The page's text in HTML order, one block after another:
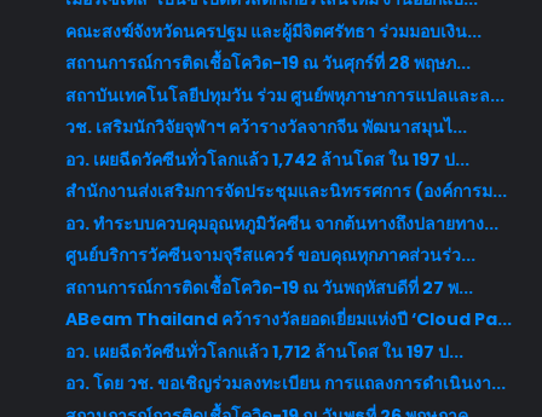
คณะสงฆ์จังหวัดนครปฐม และผู้มีจิตศรัทธา ร่วมมอบเงิน...
สถานการณ์การติดเชื้อโควิด-19 ณ วันศุกร์ที่ 28 พฤษภ...
สถาบันเทคโนโลยีปทุมวัน ร่วม ศูนย์พหุภาษาการแปลและล...
วช. เสริมนักวิจัยจุฬาฯ คว้ารางวัลจากจีน พัฒนาสมุนไ...
อว. เผยฉีดวัคซีนทั่วโลกแล้ว 1,742 ล้านโดส ใน 197 ป...
สำนักงานส่งเสริมการจัดประชุมและนิทรรศการ (องค์การม...
อว. ทำระบบควบคุมอุณหภูมิวัคซีน จากต้นทางถึงปลายทาง...
ศูนย์บริการวัคซีนจามจุรีสแควร์ ขอบคุณทุกภาคส่วนร่ว...
สถานการณ์การติดเชื้อโควิด-19 ณ วันพฤหัสบดีที่ 27 พ...
ABeam Thailand คว้ารางวัลยอดเยี่ยมแห่งปี ‘Cloud Pa...
อว. เผยฉีดวัคซีนทั่วโลกแล้ว 1,712 ล้านโดส ใน 197 ป...
อว. โดย วช. ขอเชิญร่วมลงทะเบียน การแถลงการดำเนินงา...